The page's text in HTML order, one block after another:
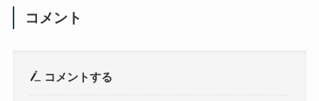
コメント
コメントする